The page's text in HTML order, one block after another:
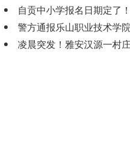
自贡中小学报名日期定了！
警方通报乐山职业技术学
凌晨突发！雅安汉源一村